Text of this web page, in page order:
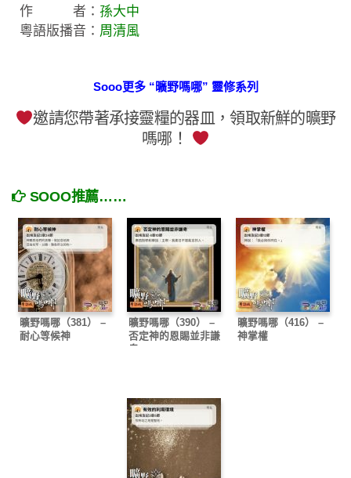
作 者： 孫大中
粵語版播音： 周清風
Sooo更多 “曠野嗎哪” 靈修系列
邀請您帶著承接靈糧的器皿，領取新鮮的曠野
嗎哪！
SOOO推薦……
曠野嗎哪（381） –
耐心等候神
曠野嗎哪（390） –
否定神的恩賜並非謙
卑
曠野嗎哪（416） –
神掌權